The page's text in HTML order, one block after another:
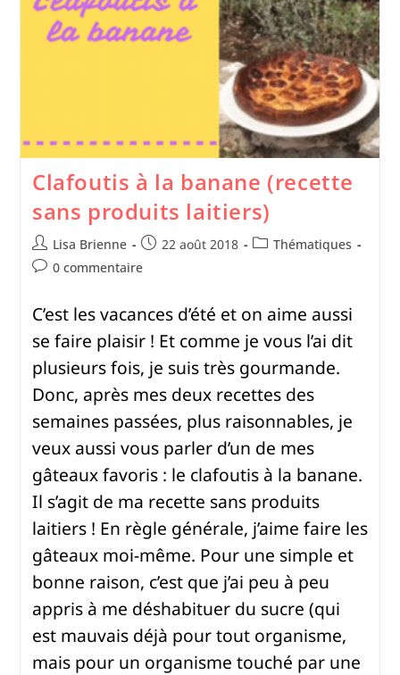
Clafoutis à la banane (recette
sans produits laitiers)
Lisa Brienne 22 août 2018
Thématiques
0 commentaire
C’est les vacances d’été et on aime aussi
se faire plaisir ! Et comme je vous l’ai dit
plusieurs fois, je suis très gourmande.
Donc, après mes deux recettes des
semaines passées, plus raisonnables, je
veux aussi vous parler d’un de mes
gâteaux favoris : le clafoutis à la banane.
Il s’agit de ma recette sans produits
laitiers ! En règle générale, j’aime faire les
gâteaux moi-même. Pour une simple et
bonne raison, c’est que j’ai peu à peu
appris à me déshabituer du sucre (qui
est mauvais déjà pour tout organisme,
mais pour un organisme touché par une